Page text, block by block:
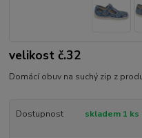
velikost č.32
Domácí obuv na suchý zip z
Dostupnost skladem 1 ks